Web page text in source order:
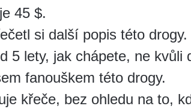
45 $.
si další popis této drogy.
5 lety, jak chápete, ne kvůli
fanouškem této drogy.
křeče, bez ohledu na to,